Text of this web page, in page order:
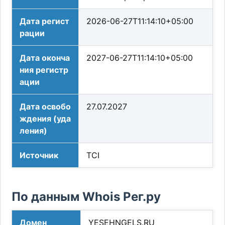
Дата регист
рации
2026-06-27T11:14:10+05:00
Дата оконча
ния регистр
ации
2027-06-27T11:14:10+05:00
Дата освобо
ждения (уда
ления)
27.07.2027
Источник TCI
По данным Whois Рег.ру
Домен YESEHNGELS.RU